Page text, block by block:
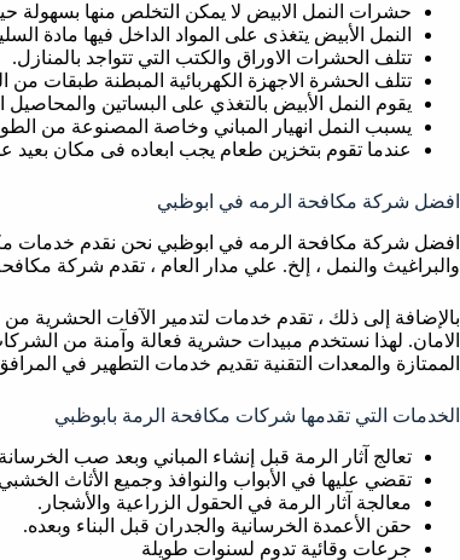
حشرات النمل الابيض لا يمكن التخلص منها بسهولة
النمل الأبيض يتغذى على المواد الداخل فيها مادة
تتلف الحشرات الاوراق والكتب التي تتواجد بالمنازل.
تتلف الحشرة الاجهزة الكهربائية المبطنة طبقات من
يقوم النمل الأبيض بالتغذي على البساتين والمحاصيل
يسبب النمل انهيار المباني وخاصة المصنوعة من
عندما تقوم بتخزين طعام يجب ابعاده فى مكان بعيد
افضل شركة مكافحة الرمه في ابوظبي
افضل شركة مكافحة الرمه في ابوظبي نحن نقدم خدمات
والبراغيث والنمل ، إلخ. علي مدار العام ، تقدم شركة
بالإضافة إلى ذلك ، تقدم خدمات لتدمير الآفات الحشرية
الامان. لهذا نستخدم مبيدات حشرية فعالة وآمنة من
الممتازة والمعدات التقنية تقديم خدمات التطهير في
الخدمات التي تقدمها شركات مكافحة الرمة بابوظبي
تعالج آثار الرمة قبل إنشاء المباني وبعد صب
تقضي عليها في الأبواب والنوافذ وجميع الأثاث
معالجة آثار الرمة في الحقول الزراعية والأشجار.
حقن الأعمدة الخرسانية والجدران قبل البناء وبعده.
جرعات وقائية تدوم لسنوات طويلة